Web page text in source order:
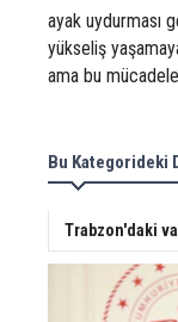
ayak uydurması
yükseliş
ama bu
Bu Kategorideki
Trabzon'daki